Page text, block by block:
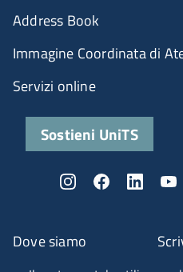
Dove siamo
Address Book
Immagine Coordinata di
Servizi online
Sostieni UniTS